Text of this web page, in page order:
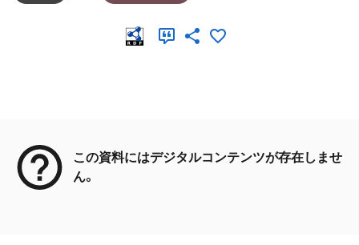
この資料にはデジタルコンテンツが存在しませ
ん。